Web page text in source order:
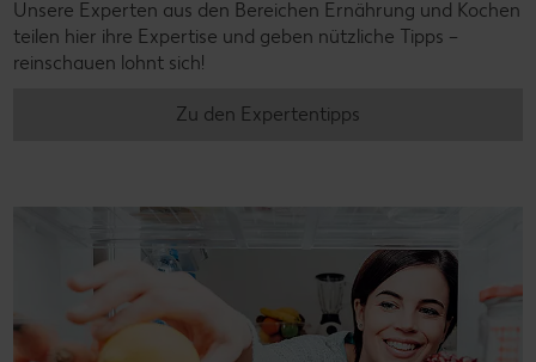
Unsere Experten aus den Bereichen Ernährung und Kochen
teilen hier ihre Expertise und geben nützliche Tipps –
reinschauen lohnt sich!
Zu den Expertentipps